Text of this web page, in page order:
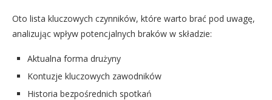
Oto lista kluczowych czynników, które warto brać pod uwagę,
analizując wpływ potencjalnych braków w składzie:
Aktualna forma drużyny
Kontuzje kluczowych zawodników
Historia bezpośrednich spotkań